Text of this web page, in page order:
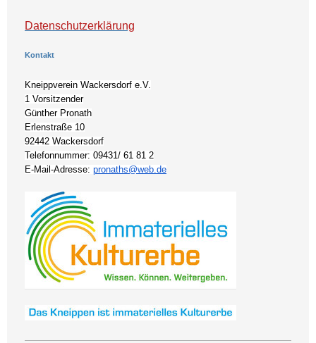
Datenschutzerklärung
Kontakt
Kneippverein Wackersdorf e.V.
1 Vorsitzender
Günther Pronath
Erlenstraße 10
92442 Wackersdorf
Telefonnummer: 09431/ 61 81 2
E-Mail-Adresse: pronaths@web.de